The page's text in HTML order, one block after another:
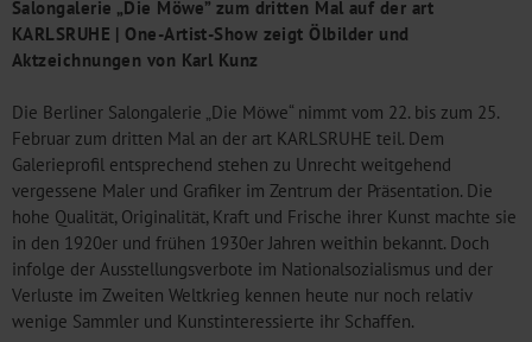
Salongalerie „Die Möwe” zum dritten Mal auf der art
KARLSRUHE | One-Artist-Show zeigt Ölbilder und
Aktzeichnungen von Karl Kunz
Die Berliner Salongalerie „Die Möwe“ nimmt vom 22. bis zum 25.
Februar zum dritten Mal an der art KARLSRUHE teil. Dem
Galerieprofil entsprechend stehen zu Unrecht weitgehend
vergessene Maler und Grafiker im Zentrum der Präsentation. Die
hohe Qualität, Originalität, Kraft und Frische ihrer Kunst machte sie
in den 1920er und frühen 1930er Jahren weithin bekannt. Doch
infolge der Ausstellungsverbote im Nationalsozialismus und der
Verluste im Zweiten Weltkrieg kennen heute nur noch relativ
wenige Sammler und Kunstinteressierte ihr Schaffen.